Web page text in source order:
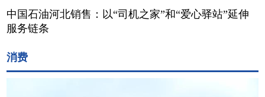
中国石油河北销售：以“司机之家”和“爱心驿站”延伸
服务链条
消费